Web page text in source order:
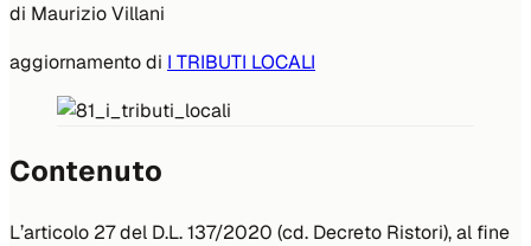
di Maurizio Villani
aggiornamento di I TRIBUTI LOCALI
Contenuto
L’articolo 27 del D.L. 137/2020 (cd. Decreto Ristori), al fine